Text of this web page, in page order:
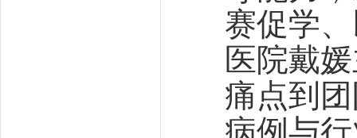
赛促学
医院戴
痛点到
病例与